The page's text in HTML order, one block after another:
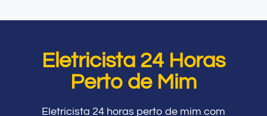
Eletricista 24 Horas
Perto de Mim
Eletricista 24 horas perto de mim com